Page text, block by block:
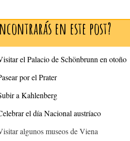
en este post?
el Palacio de Schönbrunn en otoño
por el Prater
a Kahlenberg
el día Nacional austríaco
algunos museos de Viena